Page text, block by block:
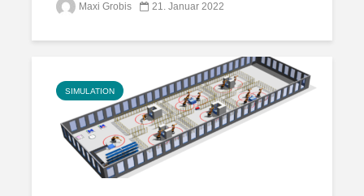
Maxi Grobis 21. Januar 2022
SIMULATION